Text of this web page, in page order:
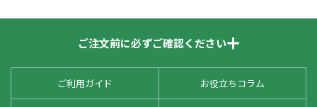
ご注文前に必ずご確認ください
ご利用ガイド お役立ちコラム